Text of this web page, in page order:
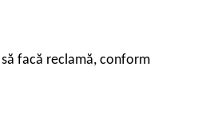
facă reclamă, conform